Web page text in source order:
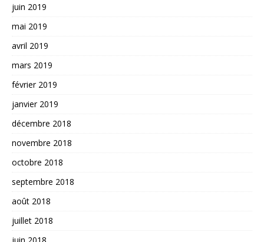
juin 2019
mai 2019
avril 2019
mars 2019
février 2019
janvier 2019
décembre 2018
novembre 2018
octobre 2018
septembre 2018
août 2018
juillet 2018